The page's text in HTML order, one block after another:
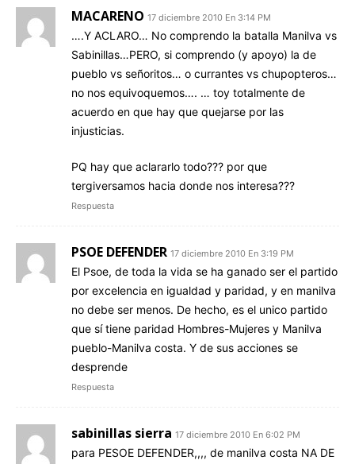
MACARENO 17 diciembre 2010 En 3:14 PM
….Y ACLARO… No comprendo la batalla Manilva vs
Sabinillas…PERO, si comprendo (y apoyo) la de
pueblo vs señoritos… o currantes vs chupopteros…
no nos equivoquemos…. … toy totalmente de
acuerdo en que hay que quejarse por las
injusticias.
PQ hay que aclararlo todo??? por que
tergiversamos hacia donde nos interesa???
Respuesta
PSOE DEFENDER 17 diciembre 2010 En 3:19 PM
El Psoe, de toda la vida se ha ganado ser el partido
por excelencia en igualdad y paridad, y en manilva
no debe ser menos. De hecho, es el unico partido
que sí tiene paridad Hombres-Mujeres y Manilva
pueblo-Manilva costa. Y de sus acciones se
desprende
Respuesta
sabinillas sierra 17 diciembre 2010 En 6:02 PM
para PESOE DEFENDER,,,, de manilva costa NA DE